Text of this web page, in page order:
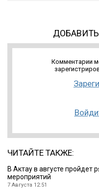
Комментарии
ЧИТАЙТЕ ТАКЖЕ:
В Актау в августе пройдет
мероприятий
7 Августа 12:51